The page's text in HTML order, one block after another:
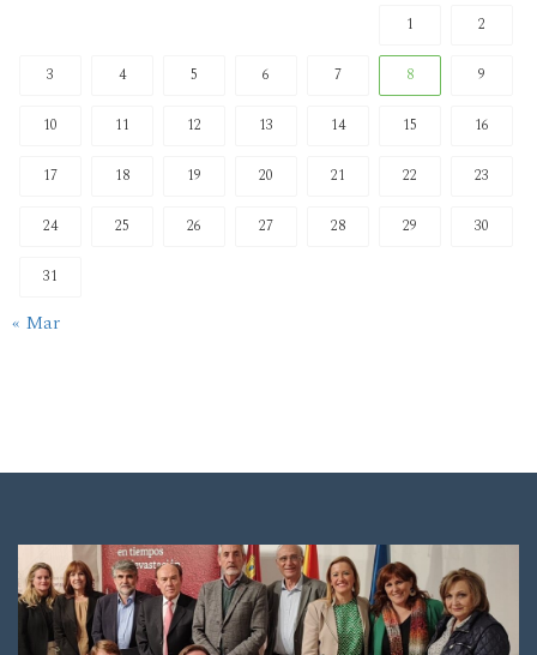
1 2
3 4 5 6 7 8 9
10 11 12 13 14 15 16
17 18 19 20 21 22 23
24 25 26 27 28 29 30
31
« Mar